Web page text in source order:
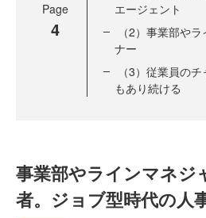
Page
4
エージェント
（2）事業部や
ナー
（3）従業員の
もあり続ける
事業部やラインマネジ
者。ジョブ型時代の人